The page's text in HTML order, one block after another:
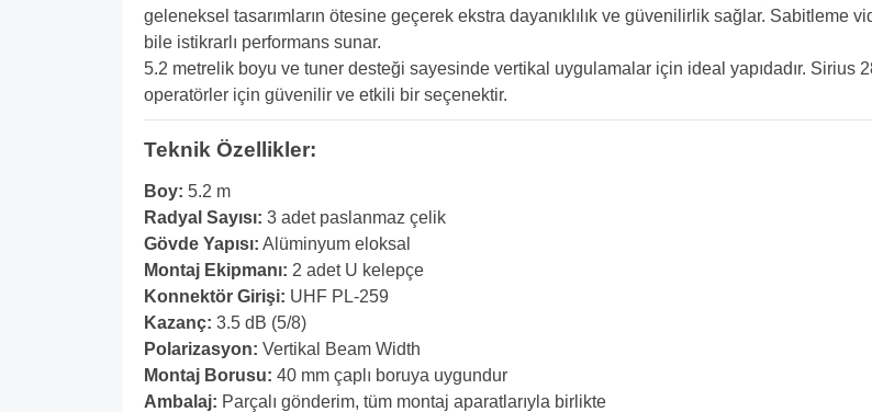
geleneksel tasarımların ötesine geçerek ekstra dayanıklılık ve güvenilirlik sağlar. Sabitleme
bile istikrarlı performans sunar.
5.2 metrelik boyu ve tuner desteği sayesinde vertikal uygulamalar için ideal yapıdadır. Sirius
operatörler için güvenilir ve etkili bir seçenektir.
Teknik Özellikler:
Boy: 5.2 m
Radyal Sayısı: 3 adet paslanmaz çelik
Gövde Yapısı: Alüminyum eloksal
Montaj Ekipmanı: 2 adet U kelepçe
Konnektör Girişi: UHF PL-259
Kazanç: 3.5 dB (5/8)
Polarizasyon: Vertikal Beam Width
Montaj Borusu: 40 mm çaplı boruya uygundur
Ambalaj: Parçalı gönderim, tüm montaj aparatlarıyla birlikte